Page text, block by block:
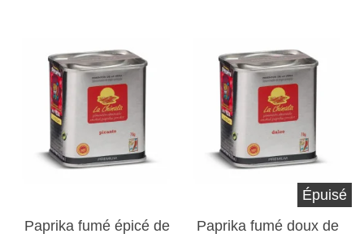
Paprika fumé épicé de
Épuisé
Paprika fumé doux de